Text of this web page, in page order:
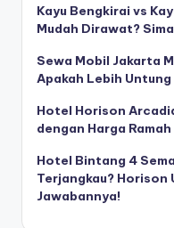
Kayu Bengkirai vs
Mudah Dirawat?
Sewa Mobil Jakarta
Apakah Lebih
Hotel Horison
dengan Harga
Hotel Bintang 4
Terjangkau?
Jawabannya!